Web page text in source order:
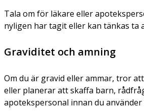
Tala om för läkare eller
nyligen har tagit eller kan tänkas ta
Graviditet och amning
Om du är gravid eller ammar, tror
eller planerar att skaffa barn,
apotekspersonal innan du använder